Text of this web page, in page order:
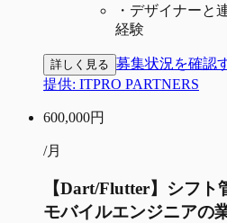
・ デザイナーと
経験
詳しく見る 募集状況を確認
提供: ITPRO PARTNERS
600,000円
/月
【Dart/Flutter】シフト
モバイルエンジニアの